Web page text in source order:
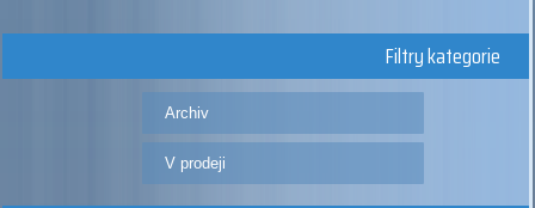
Filtry kategorie
Archiv
V prodeji